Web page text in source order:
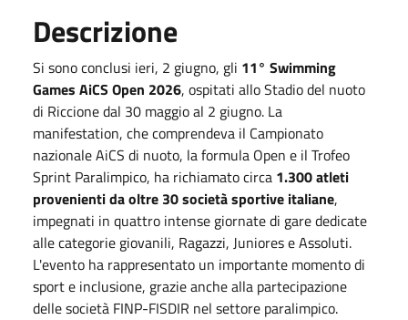
Descrizione
Si sono conclusi ieri, 2 giugno, gli 11° Swimming
Games AiCS Open 2026, ospitati allo Stadio del nuoto
di Riccione dal 30 maggio al 2 giugno. La
manifestation, che comprendeva il Campionato
nazionale AiCS di nuoto, la formula Open e il Trofeo
Sprint Paralimpico, ha richiamato circa 1.300 atleti
provenienti da oltre 30 società sportive italiane,
impegnati in quattro intense giornate di gare dedicate
alle categorie giovanili, Ragazzi, Juniores e Assoluti.
L'evento ha rappresentato un importante momento di
sport e inclusione, grazie anche alla partecipazione
delle società FINP-FISDIR nel settore paralimpico.